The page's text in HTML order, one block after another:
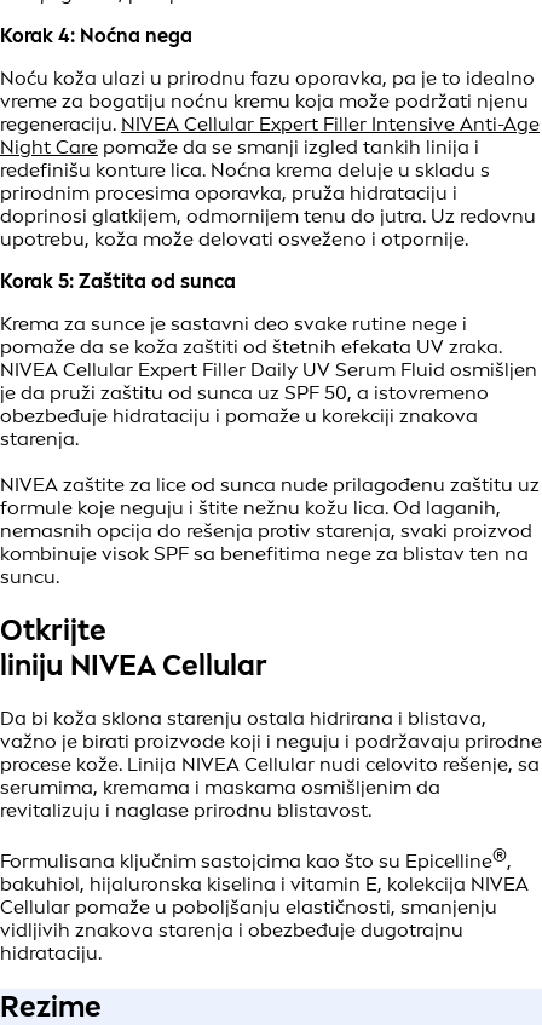
Korak 4: Noćna nega
Noću koža ulazi u prirodnu fazu oporavka, pa je to idealno
vreme za bogatiju noćnu kremu koja može podržati njenu
regeneraciju. NIVEA Cellular Expert Filler Intensive Anti-Age
Night Care pomaže da se smanji izgled tankih linija i
redefinišu konture lica. Noćna krema deluje u skladu s
prirodnim procesima oporavka, pruža hidrataciju i
doprinosi glatkijem, odmornijem tenu do jutra. Uz redovnu
upotrebu, koža može delovati osveženo i otpornije.
Korak 5: Zaštita od sunca
Krema za sunce je sastavni deo svake rutine nege i
pomaže da se koža zaštiti od štetnih efekata UV zraka.
NIVEA Cellular Expert Filler Daily UV Serum Fluid osmišljen
je da pruži zaštitu od sunca uz SPF 50, a istovremeno
obezbeđuje hidrataciju i pomaže u korekciji znakova
starenja.
NIVEA zaštite za lice od sunca nude prilagođenu zaštitu uz
formule koje neguju i štite nežnu kožu lica. Od laganih,
nemasnih opcija do rešenja protiv starenja, svaki proizvod
kombinuje visok SPF sa benefitima nege za blistav ten na
suncu.
Otkrijte
liniju NIVEA Cellular
Da bi koža sklona starenju ostala hidrirana i blistava,
važno je birati proizvode koji i neguju i podržavaju prirodne
procese kože. Linija NIVEA Cellular nudi celovito rešenje, sa
serumima, kremama i maskama osmišljenim da
revitalizuju i naglase prirodnu blistavost.
Formulisana ključnim sastojcima kao što su Epicelline®,
bakuhiol, hijaluronska kiselina i vitamin E, kolekcija NIVEA
Cellular pomaže u poboljšanju elastičnosti, smanjenju
vidljivih znakova starenja i obezbeđuje dugotrajnu
hidrataciju.
Rezime